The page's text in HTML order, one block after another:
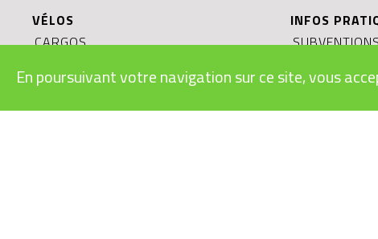
VÉLOS
CARGOS
URBAINS
VTT
INFOS
MODES
BONS
En poursuivant votre navigation sur ce site, vous